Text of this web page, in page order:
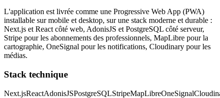
L'application est livrée comme une Progressive Web App (PWA)
installable sur mobile et desktop, sur une stack moderne et durable :
Next.js et React côté web, AdonisJS et PostgreSQL côté serveur,
Stripe pour les abonnements des professionnels, MapLibre pour la
cartographie, OneSignal pour les notifications, Cloudinary pour les
médias.
Stack technique
Next.jsReactAdonisJSPostgreSQLStripeMapLibreOneSignal